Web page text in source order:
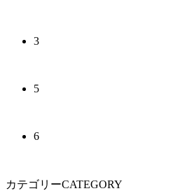
3
5
6
カテゴリーCATEGORY